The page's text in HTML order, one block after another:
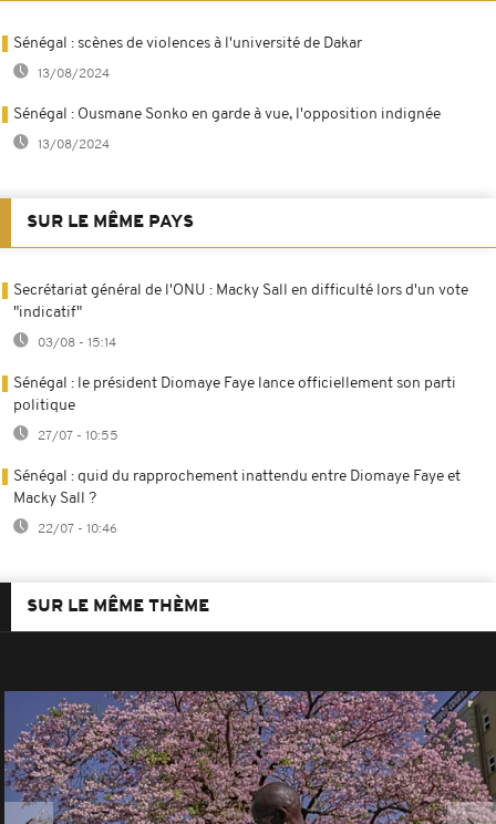
Sénégal : scènes de violences à l'université de Dakar
13/08/2024
Sénégal : Ousmane Sonko en garde à vue, l'opposition indignée
13/08/2024
SUR LE MÊME PAYS
Secrétariat général de l'ONU : Macky Sall en difficulté lors d'un vote
"indicatif"
03/08 - 15:14
Sénégal : le président Diomaye Faye lance officiellement son parti
politique
27/07 - 10:55
Sénégal : quid du rapprochement inattendu entre Diomaye Faye et
Macky Sall ?
22/07 - 10:46
SUR LE MÊME THÈME